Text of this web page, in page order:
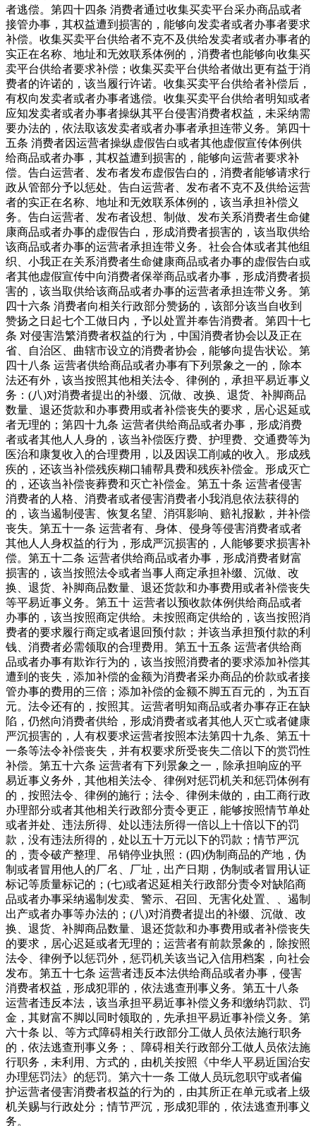
者逃偿。第四十四条 消费者通过收集买卖平台采办商品或者
接管办事，其权益遭到损害的，能够向发卖者或者办事者要求
补偿。收集买卖平台供给者不克不及供给发卖者或者办事者的
实正在名称、地址和无效联系体例的，消费者也能够向收集买
卖平台供给者要求补偿；收集买卖平台供给者做出更有益于消
费者的许诺的，该当履行许诺。收集买卖平台供给者补偿后，
有权向发卖者或者办事者逃偿。收集买卖平台供给者明知或者
应知发卖者或者办事者操纵其平台侵害消费者权益，未采纳需
要办法的，依法取该发卖者或者办事者承担连带义务。第四十
五条 消费者因运营者操纵虚假告白或者其他虚假宣传体例供
给商品或者办事，其权益遭到损害的，能够向运营者要求补
偿。告白运营者、发布者发布虚假告白的，消费者能够请求行
政从管部分予以惩处。告白运营者、发布者不克不及供给运营
者的实正在名称、地址和无效联系体例的，该当承担补偿义
务。告白运营者、发布者设想、制做、发布关系消费者生命健
康商品或者办事的虚假告白，形成消费者损害的，该当取供给
该商品或者办事的运营者承担连带义务。社会合体或者其他组
织、小我正在关系消费者生命健康商品或者办事的虚假告白或
者其他虚假宣传中向消费者保举商品或者办事，形成消费者损
害的，该当取供给该商品或者办事的运营者承担连带义务。第
四十六条 消费者向相关行政部分赞扬的，该部分该当自收到
赞扬之日起七个工做日内，予以处置并奉告消费者。第四十七
条 对侵害浩繁消费者权益的行为，中国消费者协会以及正在
省、自治区、曲辖市设立的消费者协会，能够向提告状讼。第
四十八条 运营者供给商品或者办事有下列景象之一的，除本
法还有外，该当按照其他相关法令、律例的，承担平易近事义
务：(八)对消费者提出的补缀、沉做、改换、退货、补脚商品
数量、退还货款和办事费用或者补偿丧失的要求，居心迟延或
者无理的；第四十九条 运营者供给商品或者办事，形成消费
者或者其他人人身的，该当补偿医疗费、护理费、交通费等为
医治和康复收入的合理费用，以及因误工削减的收入。形成残
疾的，还该当补偿残疾糊口辅帮具费和残疾补偿金。形成灭亡
的，还该当补偿丧葬费和灭亡补偿金。第五十条 运营者侵害
消费者的人格、消费者或者侵害消费者小我消息依法获得的
的，该当遏制侵害、恢复名望、消弭影响、赔礼报歉，并补偿
丧失。第五十一条 运营者有、身体、侵身等侵害消费者或者
其他人人身权益的行为，形成严沉损害的，人能够要求损害补
偿。第五十二条 运营者供给商品或者办事，形成消费者财富
损害的，该当按照法令或者当事人商定承担补缀、沉做、改
换、退货、补脚商品数量、退还货款和办事费用或者补偿丧失
等平易近事义务。第五十 运营者以预收款体例供给商品或者
办事的，该当按照商定供给。未按照商定供给的，该当按照消
费者的要求履行商定或者退回预付款；并该当承担预付款的利
钱、消费者必需领取的合理费用。第五十五条 运营者供给商
品或者办事有欺诈行为的，该当按照消费者的要求添加补偿其
遭到的丧失，添加补偿的金额为消费者采办商品的价款或者接
管办事的费用的三倍；添加补偿的金额不脚五百元的，为五百
元。法令还有的，按照其。运营者明知商品或者办事存正在缺
陷，仍然向消费者供给，形成消费者或者其他人灭亡或者健康
严沉损害的，人有权要求运营者按照本法第四十九条、第五十
一条等法令补偿丧失，并有权要求所受丧失二倍以下的赏罚性
补偿。第五十六条 运营者有下列景象之一，除承担响应的平
易近事义务外，其他相关法令、律例对惩罚机关和惩罚体例有
的，按照法令、律例的施行；法令、律例未做的，由工商行政
办理部分或者其他相关行政部分责令更正，能够按照情节单处
或者并处、违法所得、处以违法所得一倍以上十倍以下的罚
款，没有违法所得的，处以五十万元以下的罚款；情节严沉
的，责令破产整理、吊销停业执照：(四)伪制商品的产地，伪
制或者冒用他人的厂名、厂址，出产日期，伪制或者冒用认证
标记等质量标记的；(七)或者迟延相关行政部分责令对缺陷商
品或者办事采纳遏制发卖、警示、召回、无害化处置、、遏制
出产或者办事等办法的；(八)对消费者提出的补缀、沉做、改
换、退货、补脚商品数量、退还货款和办事费用或者补偿丧失
的要求，居心迟延或者无理的；运营者有前款景象的，除按照
法令、律例予以惩罚外，惩罚机关该当记入信用档案，向社会
发布。第五十七条 运营者违反本法供给商品或者办事，侵害
消费者权益，形成犯罪的，依法逃查刑事义务。第五十八条
运营者违反本法，该当承担平易近事补偿义务和缴纳罚款、罚
金，其财富不脚以同时领取的，先承担平易近事补偿义务。第
六十条 以、等方式障碍相关行政部分工做人员依法施行职务
的，依法逃查刑事义务；、障碍相关行政部分工做人员依法施
行职务，未利用、方式的，由机关按照《中华人平易近国治安
办理惩罚法》的惩罚。第六十一条 工做人员玩忽职守或者偏
护运营者侵害消费者权益的行为的，由其所正在单元或者上级
机关赐与行政处分；情节严沉，形成犯罪的，依法逃查刑事义
务。